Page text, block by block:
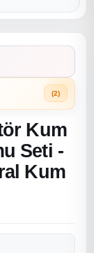
(2)
Kum
Seti -
Kum